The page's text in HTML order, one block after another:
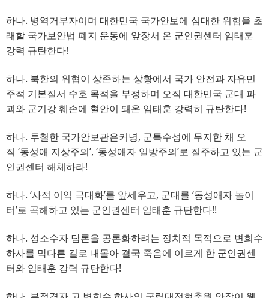
하나. 병역거부자이며 대한민국 국가안보에 심대한 위험을 초
래할 국가보안법 폐지 운동에 앞장서 온 군인권센터 임태훈
강력 규탄한다!
하나. 북한의 위협이 상존하는 상황에서 국가 안전과 자유민
주적 기본질서 수호 목적을 부정하며 오직 대한민국 군대 파
괴와 군기강 훼손에 혈안이 돼온 임태훈 강력히 규탄한다!
하나. 투철한 국가안보관은커녕, 군특수성에 무지한 채 오
직 ‘동성애 지상주의’, ‘동성애자 일방주의’로 질주하고 있는 군
인권센터 해체하라!
하나. ‘사적 이익 극대화’를 앞세우고, 군대를 ‘동성애자 놀이
터’로 곡해하고 있는 군인권센터 임태훈 규탄한다!!
하나. 성소수자 담론을 공론화하려는 정치적 목적으로 변희수
하사를 막다른 길로 내몰아 결국 죽음에 이르게 한 군인권센
터와 임태훈 강력 규탄한다!